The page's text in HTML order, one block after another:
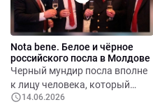
решения сложных проблем.
Потом появился Шор со
своими проектами
космического масштаба. А
вслед за этим пришла целая
армия профессиональных
мошенников, которые
Nota bene. Белое и чёрное
российского посла в Молдове
Черный мундир посла вполне
к лицу человека, который
представляет тёмные силы.
14.06.2026